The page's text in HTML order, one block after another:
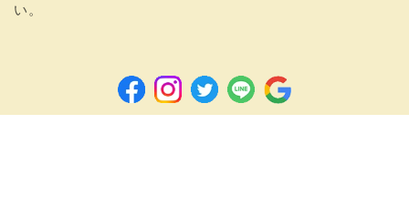
い。
FacebookInstagramTwitterLINE Google